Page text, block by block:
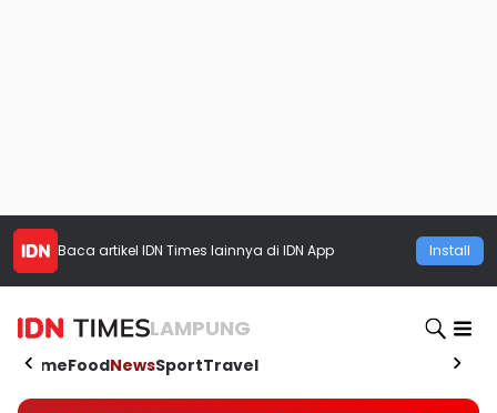
Baca artikel IDN Times lainnya di IDN App Install
LAMPUNG
HomeFoodNewsSportTravel